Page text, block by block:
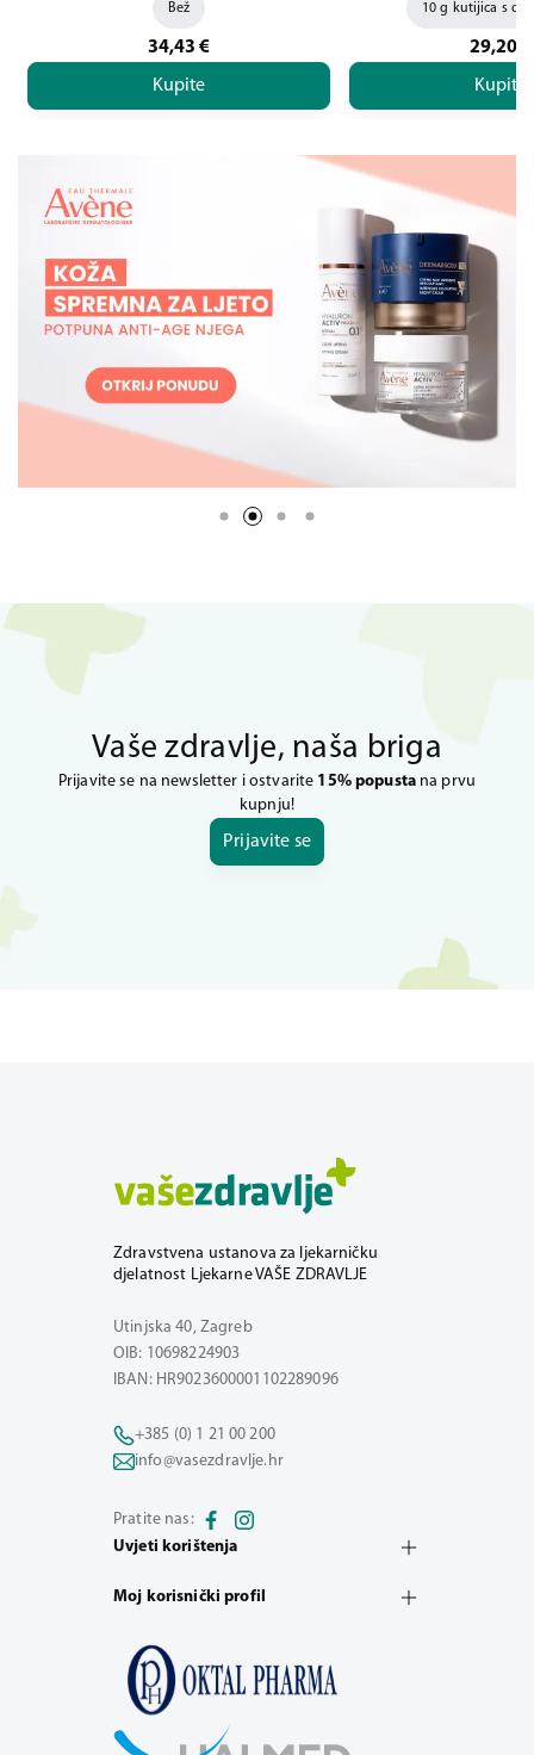
Bež
34,43 €
Kupite
10 g kutijica s
29,20
Kupite
Vaše zdravlje, naša briga
Prijavite se na newsletter i ostvarite 15% popustana prvu
kupnju!
Prijavite se
Zdravstvena ustanova za ljekarničku
djelatnost Ljekarne VAŠE ZDRAVLJE
Utinjska 40, Zagreb
OIB: 10698224903
IBAN: HR9023600001102289096
+385 (0) 1 21 00 200
info@vasezdravlje.hr
Pratite nas:
Uvjeti korištenja
Moj korisnički profil